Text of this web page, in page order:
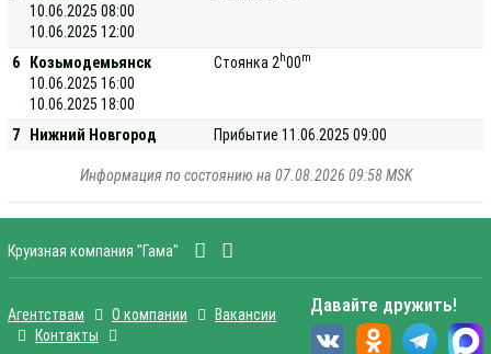
10.06.2025 08:00
10.06.2025 12:00
6
Козьмодемьянск
10.06.2025 16:00
10.06.2025 18:00
Стоянка 2 h00m
7 Нижний Новгород Прибытие 11.06.2025 09:00
Информация по состоянию на 07.08.2026 09:58 MSK
Круизная компания "Гама"
Агентствам О компании
Вакансии
Контакты
Давайте дружить!